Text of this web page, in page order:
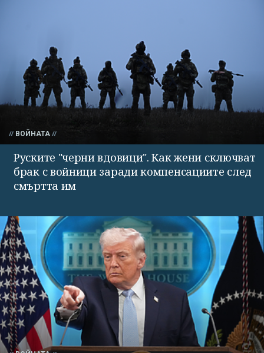
ВОЙНАТА
Руските "черни вдовици". Как жени сключват
брак с войници заради компенсациите след
смъртта им